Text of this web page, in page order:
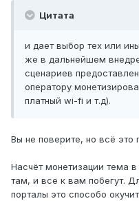
Цитата
и дает выбор тех или
же в дальнейшем
сценариев
оператору
платный wi-fi и т.д).
Вы не поверите, но всё это
Насчёт монетизации тема
там, и все к вам побегут.
порталы это способо